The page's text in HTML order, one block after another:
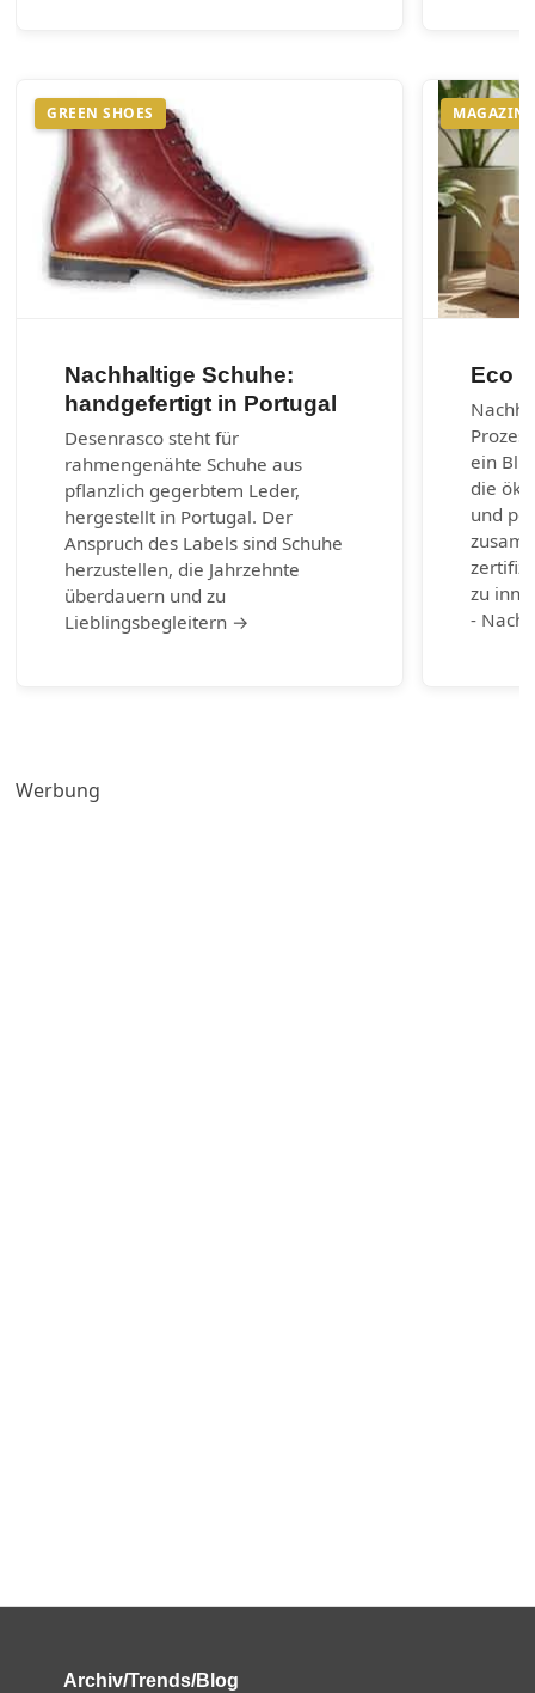
GREEN SHOES
Nachhaltige Schuhe:
handgefertigt in Portugal
Desenrasco steht für
rahmengenähte Schuhe aus
pflanzlich gegerbtem Leder,
hergestellt in Portugal. Der
Anspruch des Labels sind Schuhe
herzustellen, die Jahrzehnte
überdauern und zu
Lieblingsbegleitern →
MAGAZIN
Eco
ein
die
und
zu
-
Werbung
Archiv/Trends/Blog